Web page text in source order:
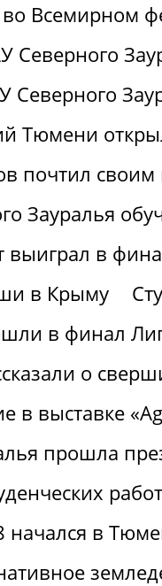
во Всемирном
Северного
Северного
Тюмени
почтил
Зауралья
выиграл в
в Крыму
в финал
о
в выставке
прошла
начался в